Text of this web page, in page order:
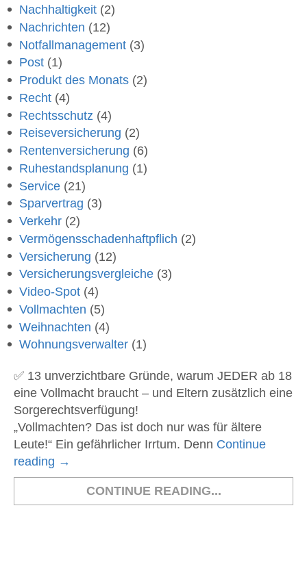
Nachhaltigkeit (2)
Nachrichten (12)
Notfallmanagement (3)
Post (1)
Produkt des Monats (2)
Recht (4)
Rechtsschutz (4)
Reiseversicherung (2)
Rentenversicherung (6)
Ruhestandsplanung (1)
Service (21)
Sparvertrag (3)
Verkehr (2)
Vermögensschadenhaftpflich (2)
Versicherung (12)
Versicherungsvergleiche (3)
Video-Spot (4)
Vollmachten (5)
Weihnachten (4)
Wohnungsverwalter (1)
✅ 13 unverzichtbare Gründe, warum JEDER ab 18
eine Vollmacht braucht – und Eltern zusätzlich eine
Sorgerechtsverfügung!
„Vollmachten? Das ist doch nur was für ältere
Leute!“ Ein gefährlicher Irrtum. Denn Continue
reading →
CONTINUE READING...